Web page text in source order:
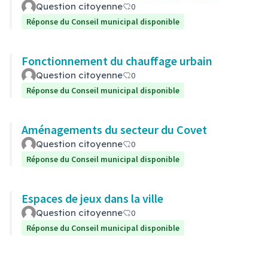
Question citoyenne
0
Réponse du Conseil municipal disponible
Fonctionnement du chauffage urbain
Question citoyenne
0
Réponse du Conseil municipal disponible
Aménagements du secteur du Covet
Question citoyenne
0
Réponse du Conseil municipal disponible
Espaces de jeux dans la ville
Question citoyenne
0
Réponse du Conseil municipal disponible